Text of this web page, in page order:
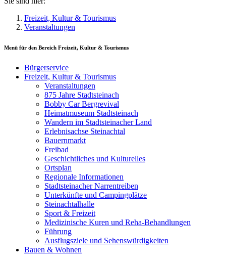
Freizeit, Kultur & Tourismus
Veranstaltungen
Menü für den Bereich Freizeit, Kultur & Tourismus
Bürgerservice
Freizeit, Kultur & Tourismus
Veranstaltungen
875 Jahre Stadtsteinach
Bobby Car Bergrevival
Heimatmuseum Stadtsteinach
Wandern im Stadtsteinacher Land
Erlebnisachse Steinachtal
Bauernmarkt
Freibad
Geschichtliches und Kulturelles
Ortsplan
Regionale Informationen
Stadtsteinacher Narrentreiben
Unterkünfte und Campingplätze
Steinachtalhalle
Sport & Freizeit
Medizinische Kuren und Reha-Behandlungen
Führung
Ausflugsziele und Sehenswürdigkeiten
Bauen & Wohnen